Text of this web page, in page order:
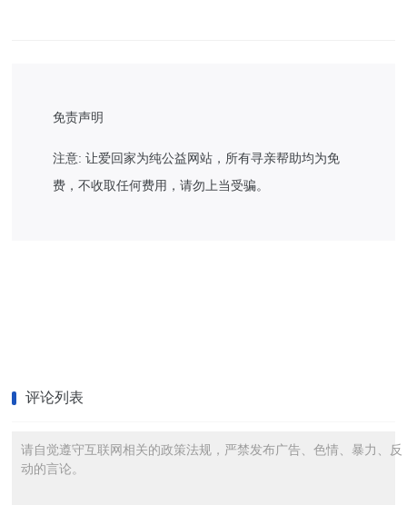
免责声明
注意: 让爱回家为纯公益网站，所有寻亲帮助均为免
费，不收取任何费用，请勿上当受骗。
评论列表
请自觉遵守互联网相关的政策法规，严禁发布广告、色情、暴力、反
动的言论。